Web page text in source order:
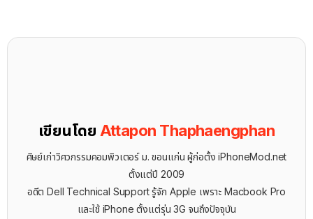
เขียนโดย Attapon Thaphaengphan
ศิษย์เก่าวิศวกรรมคอมพิวเตอร์ ม. ขอนแก่น ผู้ก่อตั้ง iPhoneMod.net
ตั้งแต่ปี 2009
อดีต Dell Technical Support รู้จัก ​Apple เพราะ Macbook Pro
และใช้ iPhone ตั้งแต่รุ่น 3G จนถึงปัจจุบัน